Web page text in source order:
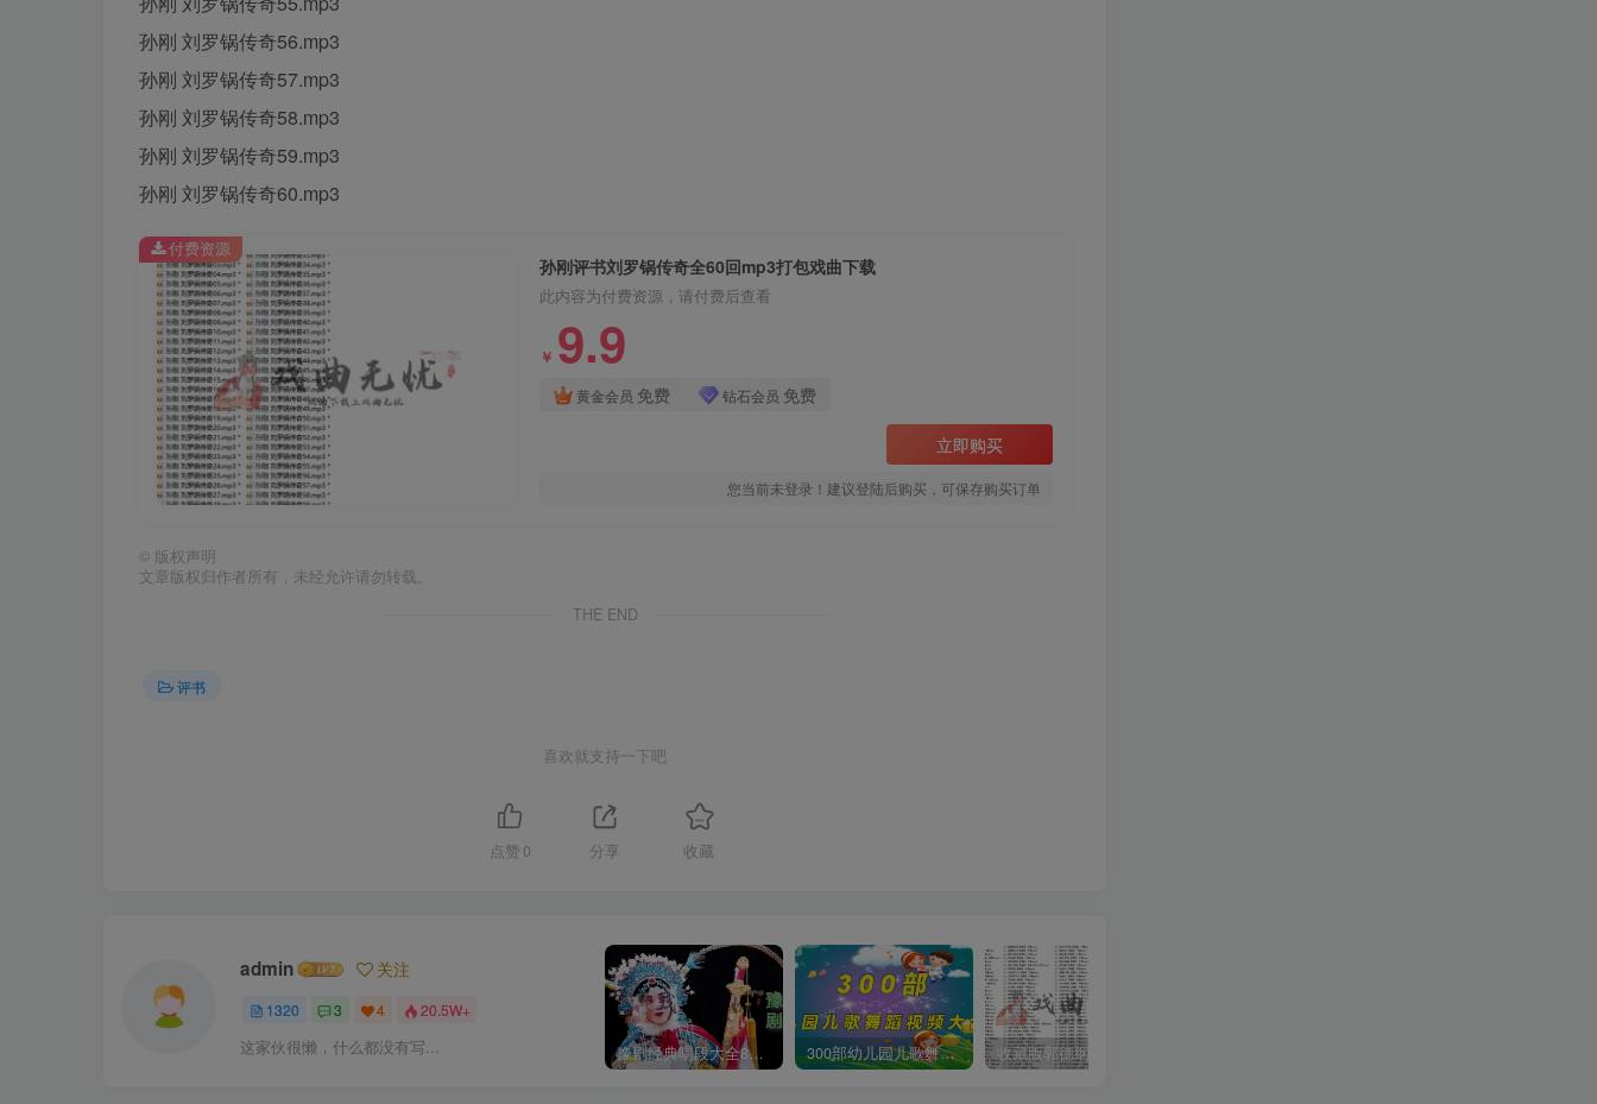
孙刚 刘罗锅传奇56.mp3
孙刚 刘罗锅传奇57.mp3
孙刚 刘罗锅传奇58.mp3
孙刚 刘罗锅传奇59.mp3
孙刚 刘罗锅传奇60.mp3
孙刚评书刘罗锅传奇全60回mp3打包戏曲下载
此内容为付费资源，请付费后查看
￥ 9.9
黄金会员 免费 钻石会员 免费
立即购买
您当前未登录！建议登陆后购买，可保存购买订单
付费资源
© 版权声明
文章版权归作者所有，未经允许请勿转载。
THE END
评书
喜欢就支持一下吧
点赞 0 分享 收藏
admin 关注
1320 3 4 20.5W+
这家伙很懒，什么都没有写... 豫剧经典唱段大全850首mp3打包戏曲下载 300部幼儿园儿歌舞蹈视频大合集